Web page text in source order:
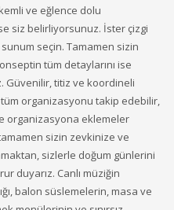
ve eğlence dolu
siz belirliyorsunuz. İster çizgi
seçin. Tamamen sizin
tüm detaylarını ise
Güvenilir, titiz ve koordineli
organizasyonu takip edebilir,
organizasyona eklemeler
sizin zevkinize ve
sizlerle doğum günlerini
duyarız. Canlı müziğin
balon süslemelerin, masa ve